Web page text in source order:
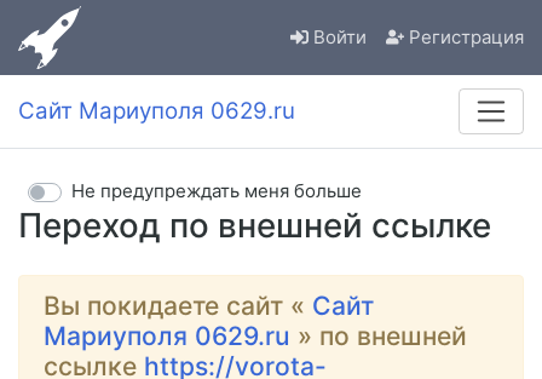
Войти Регистрация
Сайт Мариуполя 0629.ru
Переход по внешней ссылке
Не предупреждать меня больше
Вы покидаете сайт « Сайт
Мариуполя 0629.ru » по внешней
ссылке https://vorota-